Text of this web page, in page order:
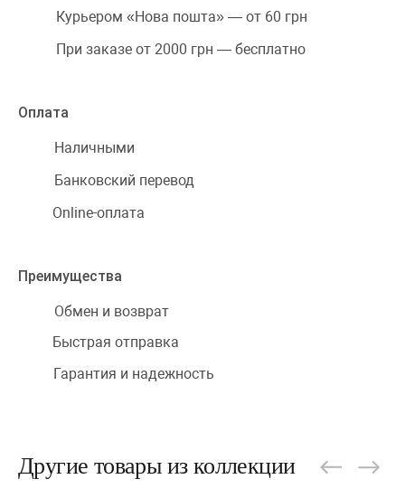
Курьером «Нова пошта» — от 60 грн
При заказе от 2000 грн — бесплатно
Оплата
Наличными
Банковский перевод
Online-оплата
Преимущества
Обмен и возврат
Быстрая отправка
Гарантия и надежность
Другие товары из коллекции